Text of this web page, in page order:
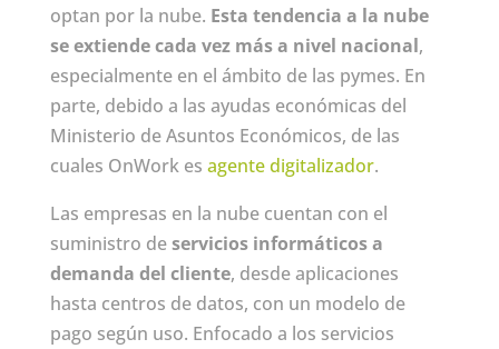
optan por la nube. Esta tendencia a la nube
se extiende cada vez más a nivel nacional,
especialmente en el ámbito de las pymes. En
parte, debido a las ayudas económicas del
Ministerio de Asuntos Económicos, de las
cuales OnWork es agente digitalizador.
Las empresas en la nube cuentan con el
suministro deservicios informáticos a
demanda del cliente, desde aplicaciones
hasta centros de datos, con un modelo de
pago según uso. Enfocado a los servicios